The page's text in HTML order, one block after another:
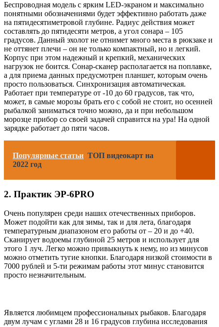
Беспроводная модель с ярким LED-экраном и максимально
понятными обозначениями будет эффективно работать даже
на пятидесятиметровой глубине. Радиус действия может
составлять до пятидесяти метров, а угол сонара – 105
градусов. Данный эхолот не отнимет много места в рюкзаке и
не оттянет плечи – он не только компактный, но и легкий.
Корпус при этом надежный и крепкий, механических
нагрузок не боится. Сонар-сканер располагается на поплавке,
а для приема данных предусмотрен планшет, которым очень
просто пользоваться. Синхронизация автоматическая.
Работает при температуре от -10 до 60 градусов, так что,
может, в самые морозы брать его с собой не стоит, но осенней
рыбалкой заниматься точно можно, да и при небольшом
морозце прибор со своей задачей справится на ура! На одной
зарядке работает до пяти часов.
Популярные статьи ТОП видеокарт на
2022 год
2. Практик ЭР-6PRO
Очень популярен среди наших отечественных приборов.
Может подойти как для зимы, так и для лета, благодаря
температурным диапазоном его работы от – 20 и до +40.
Сканирует водоемы глубиной 25 метров и использует для
этого 1 луч. Легко можно привыкнуть к нему, но из минусов
можно отметить тугие кнопки. Благодаря низкой стоимости в
7000 рублей и 5-ти режимам работы этот минус становится
просто незначительным.
Является любимцем профессиональных рыбаков. Благодаря
двум лучам с углами 28 и 16 градусов глубина исследования